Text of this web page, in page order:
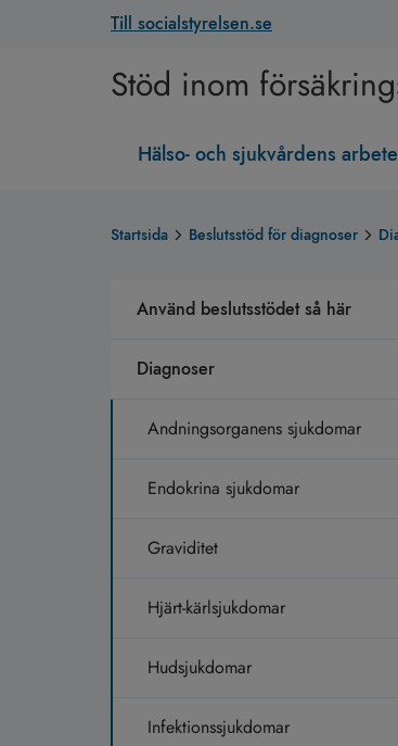
Till socialstyrelsen.se
Stöd inom
Hälso- och sjukvårdens arbete
Startsida Beslutsstöd för diagnoser
Använd beslutsstödet så här
Diagnoser
Andningsorganens sjukdomar
Endokrina sjukdomar
Graviditet
Hjärt-kärlsjukdomar
Hudsjukdomar
Infektionssjukdomar